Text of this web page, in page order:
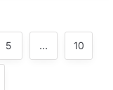
5 … 10